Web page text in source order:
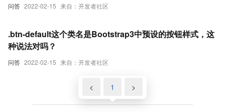
问答 2022-02-15 来自：开发者社区
问答 2022-02-15 来自：开发者社区
.btn-default这个类名是Bootstrap3中预设的按钮样式，这
种说法对吗？
< 1 >